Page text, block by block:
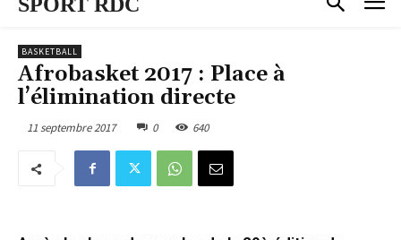
BASKETBALL
Afrobasket 2017 : Place à
l’élimination directe
11 septembre 2017 0 640